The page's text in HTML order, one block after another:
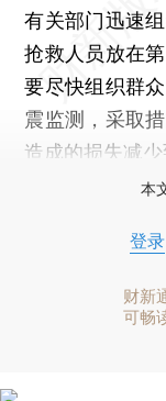
有关部门迅速
抢救人员放在
要尽快组织群
震监测，采取
造成的损失减少
本
登录
财新
可畅